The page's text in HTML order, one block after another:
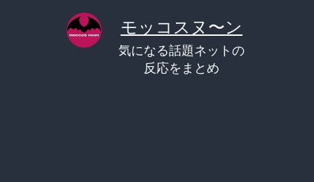
モッコスヌ〜ン
気になる話題ネットの
反応をまとめ